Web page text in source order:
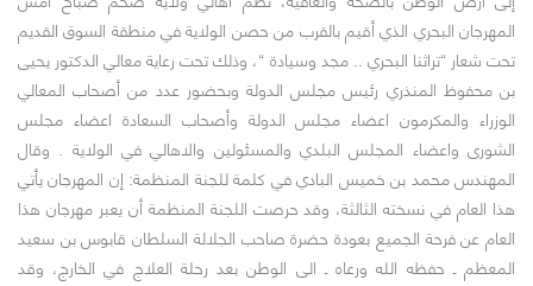
المهرجان البحري الذي أقيم بالقرب من حصن الولاية في منطقة السوق القديم
تحت شعار “تراثنا البحري .. مجد وسيادة “، وذلك تحت رعاية معالي الدكتور يحيى
بن محفوظ المنذري رئيس مجلس الدولة وبحضور عدد من أصحاب المعالي
الوزراء والمكرمون اعضاء مجلس الدولة وأصحاب السعادة اعضاء مجلس
الشورى واعضاء المجلس البلدي والمسئولين والاهالي في الولاية . وقال
المهندس محمد بن خميس البادي في كلمة للجنة المنظمة: إن المهرجان يأتي
هذا العام في نسخته الثالثة، وقد حرصت اللجنة المنظمة أن يعبر مهرجان هذا
العام عن فرحة الجميع بعودة حضرة صاحب الجلالة السلطان قابوس بن سعيد
المعظم ـ حفظه الله ورعاه ـ الى الوطن بعد رحلة العلاج في الخارج، وقد